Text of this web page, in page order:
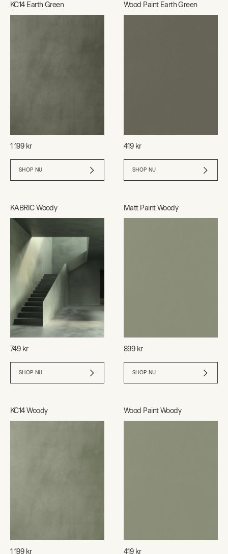
KC14 Earth Green
1 199 kr
SHOP NU
Wood Paint Earth Green
419 kr
SHOP NU
KABRIC Woody
749 kr
SHOP NU
Matt Paint Woody
899 kr
SHOP NU
KC14 Woody
1 199 kr
Wood Paint Woody
419 kr